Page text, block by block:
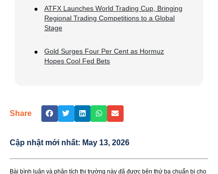
ATFX Launches World Trading Cup, Bringing
Regional Trading Competitions to a Global
Stage
Gold Surges Four Per Cent as Hormuz
Hopes Cool Fed Bets
Share
Cập nhật mới nhất: May 13, 2026
Bài bình luận và phân tích thị trường này đã được bên thứ ba chuẩn bị cho